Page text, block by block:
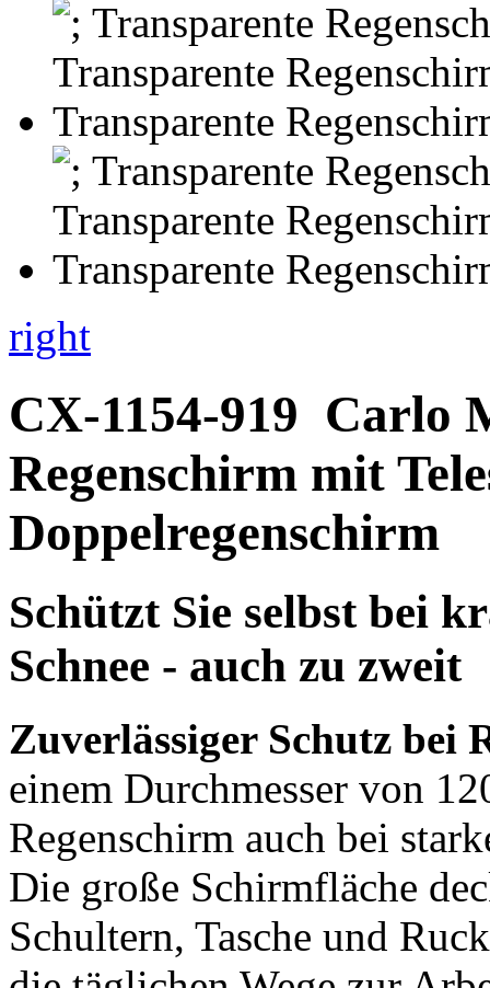
right
CX-1154-919 Carlo
Regenschirm mit
Doppelregenschirm
Schützt Sie selbst bei
Schnee - auch zu zweit
Zuverlässiger Schutz bei
einem Durchmesser von
Regenschirm auch bei
Die große Schirmfläche
Schultern, Tasche und